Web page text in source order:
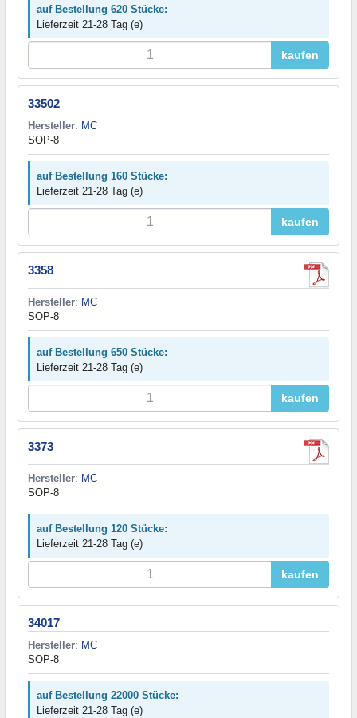
auf Bestellung 620 Stücke:
Lieferzeit 21-28 Tag (e)
kaufen
33502
Hersteller: MC
SOP-8
auf Bestellung 160 Stücke:
Lieferzeit 21-28 Tag (e)
kaufen
3358
Hersteller: MC
SOP-8
auf Bestellung 650 Stücke:
Lieferzeit 21-28 Tag (e)
kaufen
3373
Hersteller: MC
SOP-8
auf Bestellung 120 Stücke:
Lieferzeit 21-28 Tag (e)
kaufen
34017
Hersteller: MC
SOP-8
auf Bestellung 22000 Stücke:
Lieferzeit 21-28 Tag (e)